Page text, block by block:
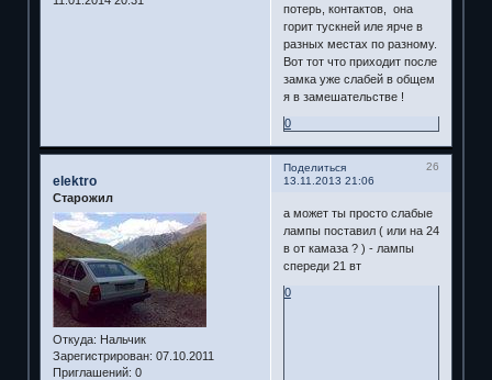
потерь, контактов, она
горит тускней иле ярче в
разных местах по разному.
Вот тот что приходит после
замка уже слабей в общем
я в замешательстве !
0
Поделиться
26
13.11.2013 21:06
elektro
Старожил
Откуда: Нальчик
Зарегистрирован: 07.10.2011
Приглашений: 0
а может ты просто слабые
лампы поставил ( или на 24
в от камаза ? ) - лампы
спереди 21 вт
0